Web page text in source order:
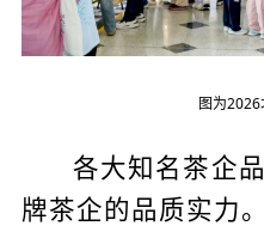
图为
各大知名茶企
牌茶企的品质实力